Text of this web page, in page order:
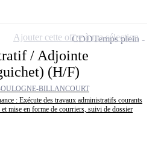
/ Adjointe
(H/F)
BILLANCOURT
: Exécute des travaux administratifs courants
mise en forme de courriers, suivi de dossier
CDDTemps plein
Ajouter cette offre à ma sélection